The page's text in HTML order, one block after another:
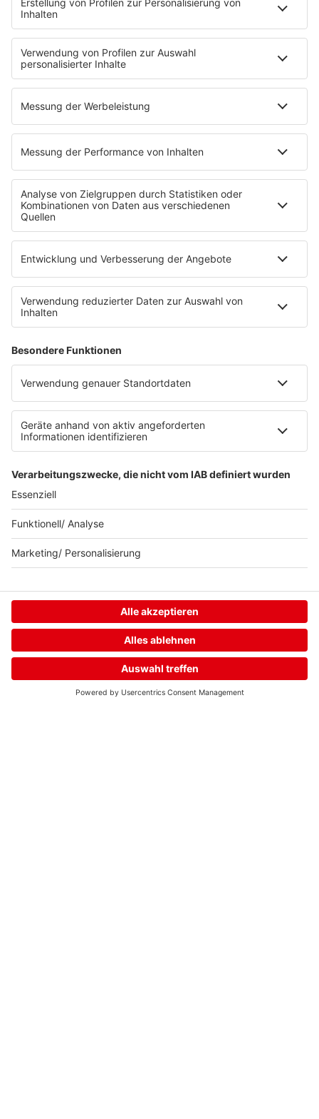
Home Streams Menü
Mein delta radio
App
DAB+
Empfang
Jobs & Praktika
Service
Datenschutz
Datenschutzeinstellungen
Impressum
Nutzungsbedingungen
Stromvergleich
Werbung buchen
Moderatoren buchen